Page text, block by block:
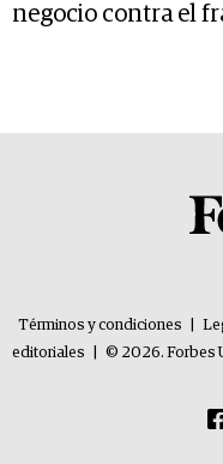
negocio contra el
Términos y condiciones
editoriales
© 2026. Forbes